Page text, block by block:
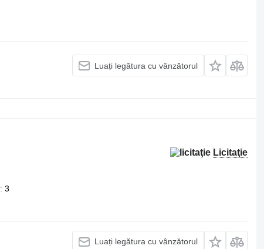
Luați legătura cu vânzătorul
Licitaţie
3
Luați legătura cu vânzătorul